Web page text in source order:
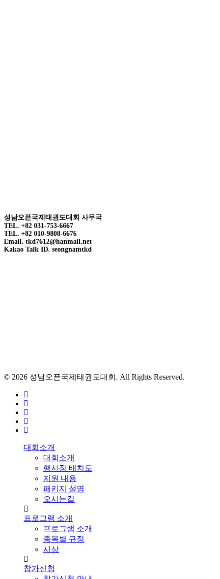
성남오픈국제태권도대회 사무국
TEL. +82 031-753-6667
TEL. +82 010-9808-6676
Email. tkd7612@hanmail.net
Kakao Talk ID. seongnamtkd
© 2026 성남오픈국제태권도대회. All Rights Reserved.
facebook
youtube
instagram
phone
email
대회소개
대회소개
행사장 배치도
지원 내용
패키지 설명
오시는길
프로그램 소개
프로그램 소개
종목별 규정
시상
참가신청